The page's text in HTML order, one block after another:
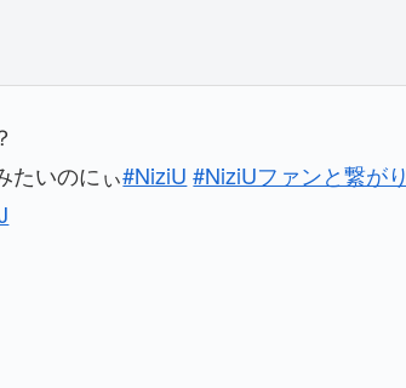
たいのにぃ#NiziU #NiziUファンと繋がり